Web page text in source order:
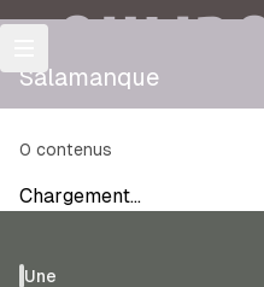
OULIPO
Salamanque
0 contenus
Chargement…
Une